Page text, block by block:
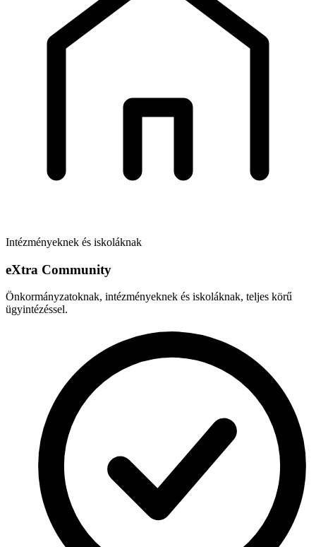
Intézményeknek és iskoláknak
eXtra Community
Önkormányzatoknak, intézményeknek és iskoláknak, teljes körű
ügyintézéssel.